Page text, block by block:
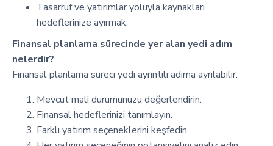
Tasarruf ve yatırımlar yoluyla kaynakları
hedeflerinize ayırmak.
Finansal planlama sürecinde yer alan yedi adım
nelerdir?
Finansal planlama süreci yedi ayrıntılı adıma ayrılabilir:
Mevcut mali durumunuzu değerlendirin.
Finansal hedeflerinizi tanımlayın.
Farklı yatırım seçeneklerini keşfedin.